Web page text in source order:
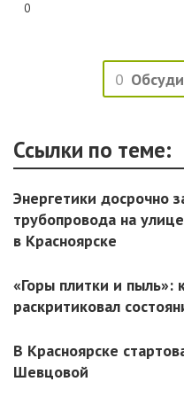
0
0
Ссылки по теме:
Энергетики досрочно
трубопровода на
в Красноярске
«Горы плитки и пыль»:
раскритиковал
В Красноярске
Шевцовой